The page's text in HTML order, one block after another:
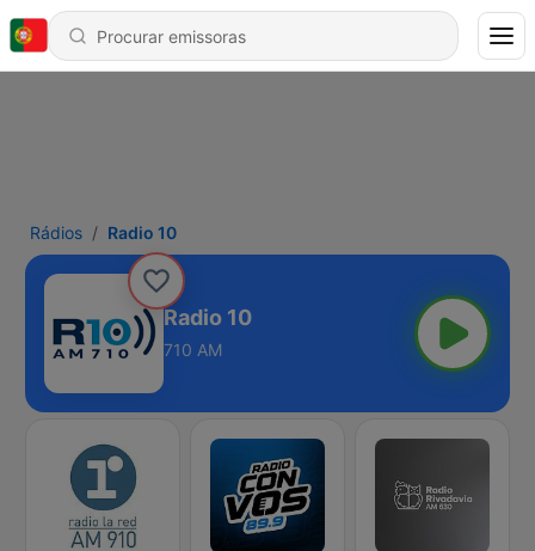
Rádios Radio 10
Radio 10
710 AM